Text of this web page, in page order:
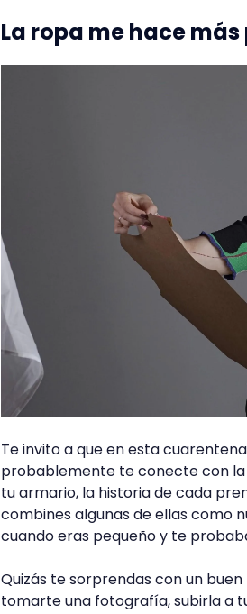
La ropa me hace
Te invito a que en esta
probablemente te conecte con la
tu armario, la historia de cada
combines algunas de ellas como
cuando eras pequeño y te
Quizás te sorprendas con un
tomarte una fotografía, subirla a